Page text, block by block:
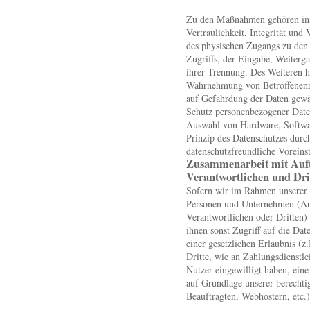
Zu den Maßnahmen gehören
Vertraulichkeit, Integrität und
des physischen Zugangs zu
Zugriffs, der Eingabe,
ihrer Trennung. Des Weiteren
Wahrnehmung von
auf Gefährdung der Daten
Schutz personenbezogener
Auswahl von Hardware,
Prinzip des Datenschutzes
datenschutzfreundliche
Zusammenarbeit mit
Verantwortlichen und
Sofern wir im Rahmen unserer
Personen und Unternehmen
Verantwortlichen oder Dritten)
ihnen sonst Zugriff auf die
einer gesetzlichen Erlaubnis
Dritte, wie an
Nutzer eingewilligt haben,
auf Grundlage unserer
Beauftragten, Webhostern,